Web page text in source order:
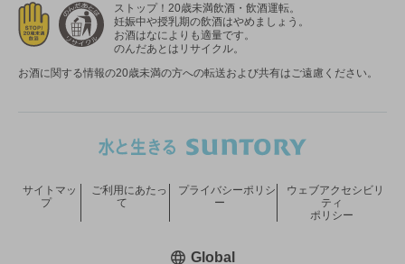
ストップ！20歳未満飲酒・飲酒運転。
妊娠中や授乳期の飲酒はやめましょう。
お酒はなによりも適量です。
のんだあとはリサイクル。
お酒に関する情報の20歳未満の方への転送および共有はご遠慮ください。
サイトマッ
プ
ご利用にあたっ
て
プライバシーポリシ
ー
ウェブアクセシビリ
ティ
ポリシー
Global新しいウィンドウで開く